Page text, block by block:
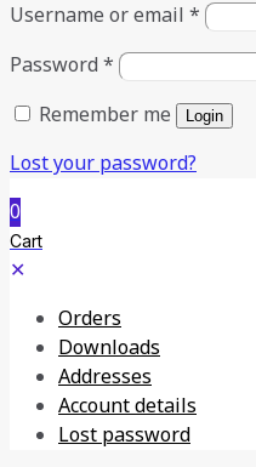
Username or email *
Password *
Remember me
Login
Lost your password?
0
Cart
✕
Orders
Downloads
Addresses
Account details
Lost password